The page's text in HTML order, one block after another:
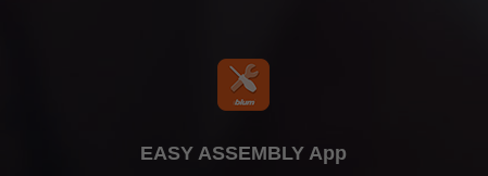
EASY ASSEMBLY App